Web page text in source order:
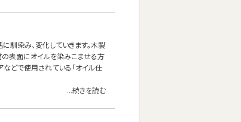
馴染み、変化していきます。木製
の表面にオイルを染みこませる方
どで使用されている「オイル仕
...続きを読む